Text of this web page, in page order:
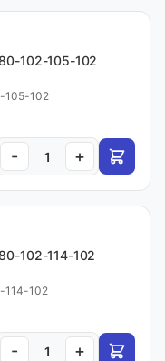
102-105-102
105-102
- +
102-114-102
114-102
- +